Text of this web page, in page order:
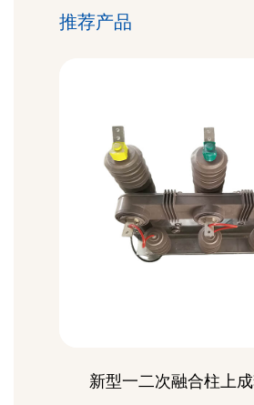
推荐产品
新型一二次融合柱上